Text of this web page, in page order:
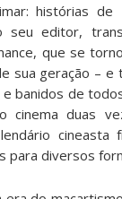
histórias de
seu editor,
que se
sua geração – e
banidos de
cinema duas
cineasta
para diversos